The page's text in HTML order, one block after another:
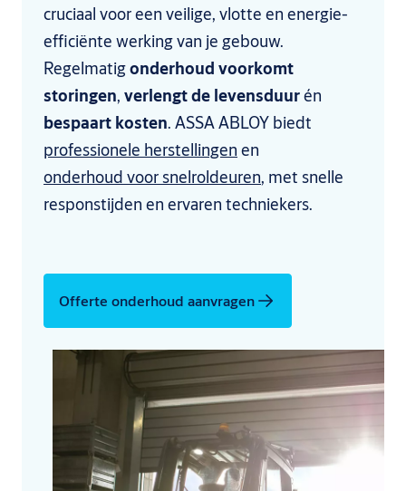
cruciaal voor een veilige, vlotte en energie-
efficiënte werking van je gebouw.
Regelmatigonderhoud voorkomt
storingen, verlengt de levensduurén
bespaart kosten. ASSA ABLOY biedt
professionele herstellingen en
onderhoud voor snelroldeuren, met snelle
responstijden en ervaren techniekers.
Offerte onderhoud aanvragen